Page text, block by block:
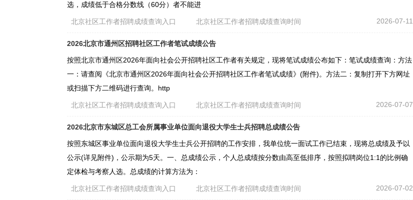
选，成绩低于合格分数线（60分）者不能进
2026-07-11
北京社区工作者招聘成绩查询入口 北京社区工作者招聘成绩查询时间
2026北京市通州区招聘社区工作者笔试成绩公告
按照北京市通州区2026年面向社会公开招聘社区工作者有关规定，现将笔试成绩公布如下：笔试成绩查询：方法
一：请查阅《北京市通州区2026年面向社会公开招聘社区工作者笔试成绩》(附件)。方法二：复制打开下方网址
或扫描下方二维码进行查询。http
2026-07-07
北京社区工作者招聘成绩查询入口 北京社区工作者招聘成绩查询时间
2026北京市东城区总工会所属事业单位面向退役大学生士兵招聘总成绩公告
按照东城区事业单位面向退役大学生士兵公开招聘的工作安排，我单位统一面试工作已结束，现将总成绩及予以
公示(详见附件)，公示期为5天。一、总成绩公示，个人总成绩按分数由高至低排序，按照拟聘岗位1:1的比例确
定体检与考察人选。总成绩的计算方法为：
2026-07-02
北京社区工作者招聘成绩查询入口 北京社区工作者招聘成绩查询时间